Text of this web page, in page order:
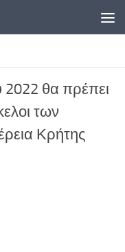
2022 θα πρέπει
των
Κρήτης